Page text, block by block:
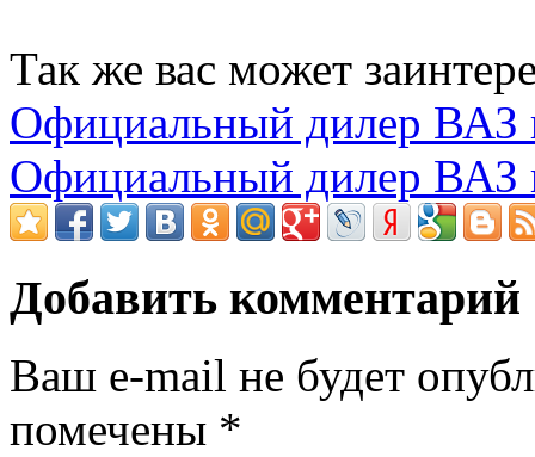
Так же вас может
Официальный дилер ВАЗ
Официальный дилер ВАЗ
Добавить комментарий
Ваш e-mail не будет
помечены *